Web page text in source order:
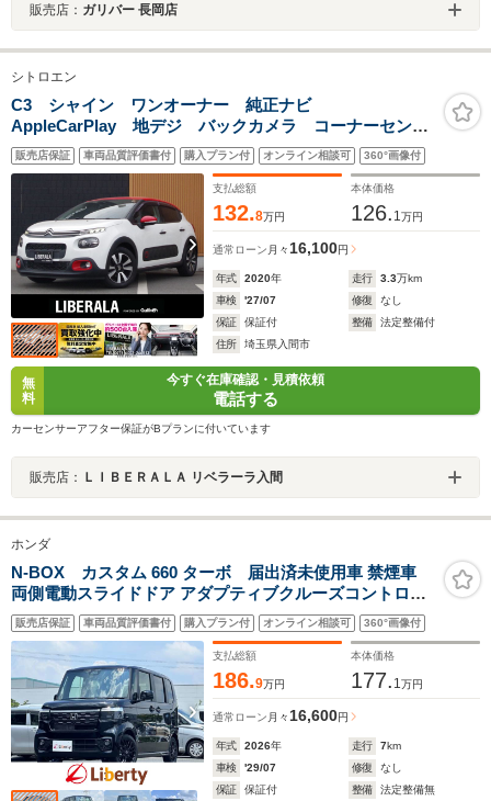
販売店： ガリバー 長岡店
シトロエン
C3 シャイン ワンオーナー 純正ナビ
AppleCarPlay 地デジ バックカメラ コーナーセンサ
ー ドライブレコーダー HIDヘッドライト クルーズコ
ントロール 純正16インチアルミホイール ETC オー
トライト レーンキープA!!
販売店保証 車両品質評価書付 購入プラン付 オンライン相談可 360°画像付
支払総額
132.8万円
本体価格
126. 1 万円
通常ローン 月々 16,100円
年式 2020年 走行 3.3万km
車検
'27/07 修復
なし
保証
保証付 整備
法定整備付
住所
埼玉県入間市
無
料
今すぐ在庫確認・見積依頼
電話する
カーセンサーアフター保証がBプランに付いています
販売店： ＬＩＢＥＲＡＬＡ リベラーラ入間
ホンダ
N-BOX カスタム 660 ターボ 届出済未使用車 禁煙車
両側電動スライドドア アダプティブクルーズコントロー
ル 衝突被害軽減ブレーキ LEDヘッドライト 純正アルミホ
イール 電動パーキングブレーキ オートブレーキホールド
シートヒーター
販売店保証 車両品質評価書付 購入プラン付 オンライン相談可 360°画像付
支払総額
186.9万円
本体価格
177. 1 万円
通常ローン 月々 16,600円
年式 2026年 走行 7km
車検
'29/07 修復
なし
保証
保証付 整備
法定整備無